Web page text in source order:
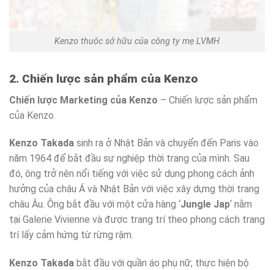
Kenzo thuộc sở hữu của công ty mẹ LVMH
2. Chiến lược sản phẩm của Kenzo
Chiến lược Marketing của Kenzo – Chiến lược sản phẩm
của Kenzo.
Kenzo Takada sinh ra ở Nhật Bản và chuyển đến Paris vào
năm 1964 để bắt đầu sự nghiệp thời trang của mình. Sau
đó, ông trở nên nổi tiếng với việc sử dụng phong cách ảnh
hưởng của châu Á và Nhật Bản với việc xây dựng thời trang
châu Âu. Ông bắt đầu với một cửa hàng ‘Jungle Jap‘ nằm
tại Galerie Vivienne và được trang trí theo phong cách trang
trí lấy cảm hứng từ rừng rậm.
Kenzo Takada bắt đầu với quần áo phụ nữ; thực hiện bộ